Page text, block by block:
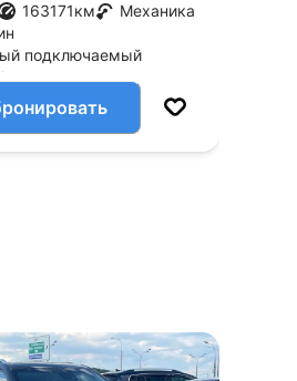
163171км
Механика
подключаемый